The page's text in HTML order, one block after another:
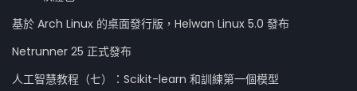
基於 Arch Linux 的桌面發行版，Helwan Linux 5.0 發布
Netrunner 25 正式發布
人工智慧教程（七）：Scikit-learn 和訓練第一個模型